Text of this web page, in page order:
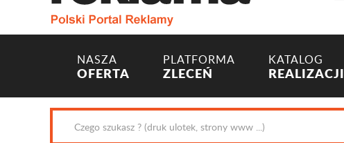
NASZA
OFERTA
PLATFORMA
ZLECEŃ
KATALOG
REALIZACJI